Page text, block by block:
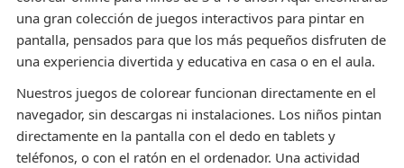
una gran colección de juegos interactivos para pintar en
pantalla, pensados para que los más pequeños disfruten de
una experiencia divertida y educativa en casa o en el aula.
Nuestros juegos de colorear funcionan directamente en el
navegador, sin descargas ni instalaciones. Los niños pintan
directamente en la pantalla con el dedo en tablets y
teléfonos, o con el ratón en el ordenador. Una actividad